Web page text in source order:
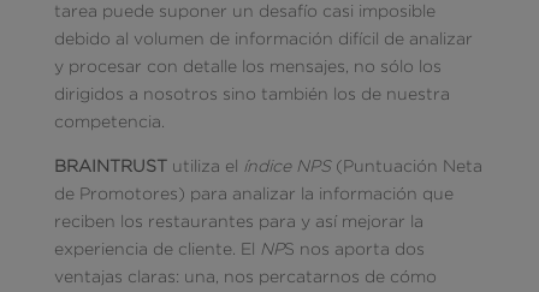
tarea puede suponer un desafío casi imposible
debido al volumen de información difícil de analizar
y procesar con detalle los mensajes, no sólo los
dirigidos a nosotros sino también los de nuestra
competencia.
BRAINTRUSTutiliza el índice NPS(Puntuación Neta
de Promotores) para analizar la información que
reciben los restaurantes para y así mejorar la
experiencia de cliente. El NPS nos aporta dos
ventajas claras: una, nos percatarnos de cómo